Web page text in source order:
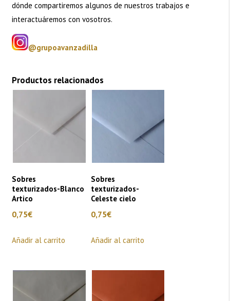
dónde compartiremos algunos de nuestros trabajos e
interactuáremos con vosotros.
@grupoavanzadilla
Productos relacionados
Sobres
texturizados-Blanco
Artico
0,75€
Añadir al carrito
Sobres
texturizados-
Celeste cielo
0,75€
Añadir al carrito